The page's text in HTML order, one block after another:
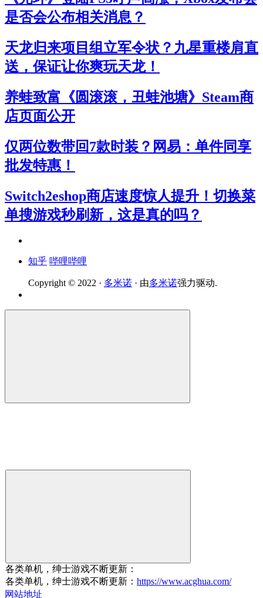
是否会公布相关消息？
天龙归来项目组立军令状？九星重楼肩直
送，保证让你爽玩天龙！
养蛙致富《圆滚滚，丑蛙池塘》Steam商
店页面公开
仅两位数带回7款时装？网易：单件同享
批发特惠！
Switch2eshop商店速度惊人提升！切换菜
单搜游戏秒刷新，这是真的吗？
知乎 哔哩哔哩
Copyright © 2022 · 多米诺 · 由多米诺强力驱动.
各类单机，绅士游戏不断更新：
各类单机，绅士游戏不断更新： https://www.acghua.com/
网站地址